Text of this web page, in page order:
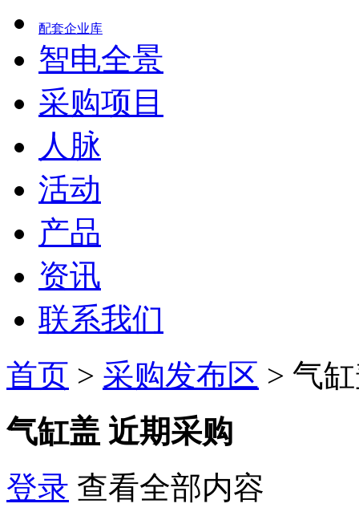
配套企业库
智电全景
采购项目
人脉
活动
产品
资讯
联系我们
首页 > 采购发布区 > 气
气缸盖 近期采购
登录 查看全部内容